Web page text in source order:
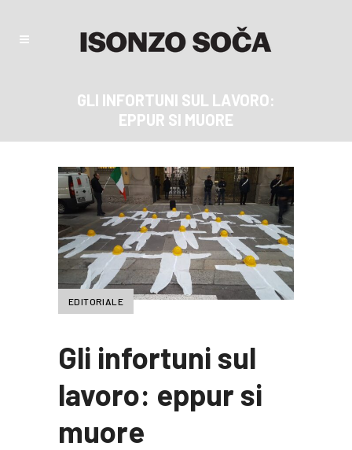
GLI INFORTUNI SUL LAVORO:
EPPUR SI MUORE
EDITORIALE
Gli infortuni sul
lavoro: eppur si
muore